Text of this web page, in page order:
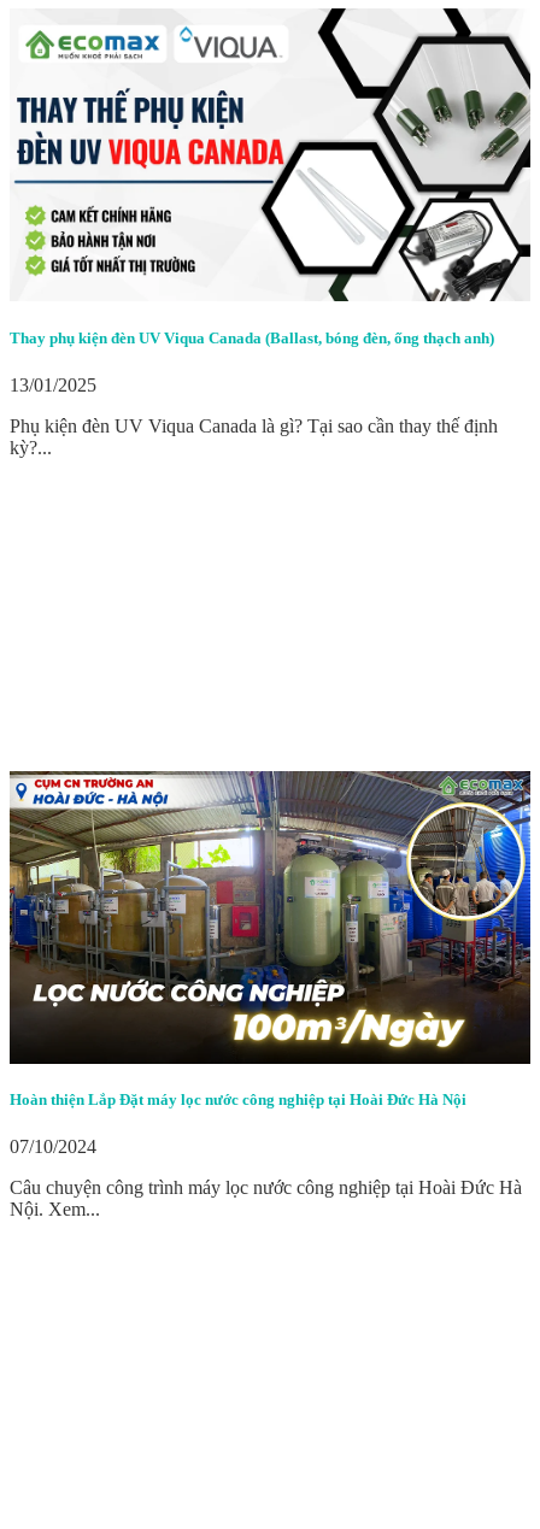
Thay phụ kiện đèn UV Viqua Canada (Ballast, bóng đèn, ống thạch anh)
13/01/2025
Phụ kiện đèn UV Viqua Canada là gì? Tại sao cần thay thế định
kỳ?...
Hoàn thiện Lắp Đặt máy lọc nước công nghiệp tại Hoài Đức Hà Nội
07/10/2024
Câu chuyện công trình máy lọc nước công nghiệp tại Hoài Đức Hà
Nội. Xem...